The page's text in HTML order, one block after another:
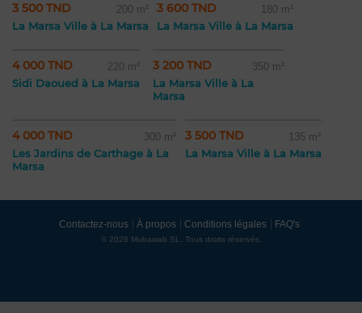
3 500 TND 200 m²
La Marsa Ville à La Marsa
3 600 TND 180 m²
La Marsa Ville à La Marsa
4 000 TND 220 m²
Sidi Daoued à La Marsa
3 200 TND 350 m²
La Marsa Ville à La
Marsa
4 000 TND 300 m²
Les Jardins de Carthage à La
Marsa
3 500 TND 135 m²
La Marsa Ville à La Marsa
Contactez-nous À propos Conditions légales FAQ's
© 2026 Mubawab SL. Tous droits réservés.